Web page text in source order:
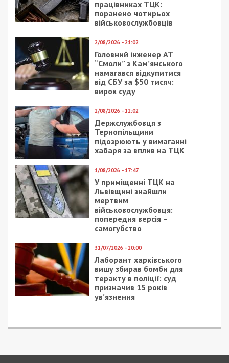
Нагадаємо, раніше ми повідомляли про те, що
підполковник Нацгвардії отримав штраф за
приховування майна у деклараціях на мільйони
гривень.
Facebook
Telegram
Twitter
WhatsApp
ViberEmail
Категории:Суспільство| Метки:вирок
поліцейський,суспільство,штраф
Рекламні блоки дають нам змогу
залишатися незалежними ЗМІ, а вам -
отримувати найсвіжіші новини під ними.
Приєднуйтесь також до 49000 в Google News. Слідкуйте
за останніми новинами!
Приєднатися
Предыдущая статья:
САП та НАБУ викрили розтрату майже 4
млн грн у Держрезерві: директор ДП
Следующая статья:
Дніпропетровщині за минулу ніч